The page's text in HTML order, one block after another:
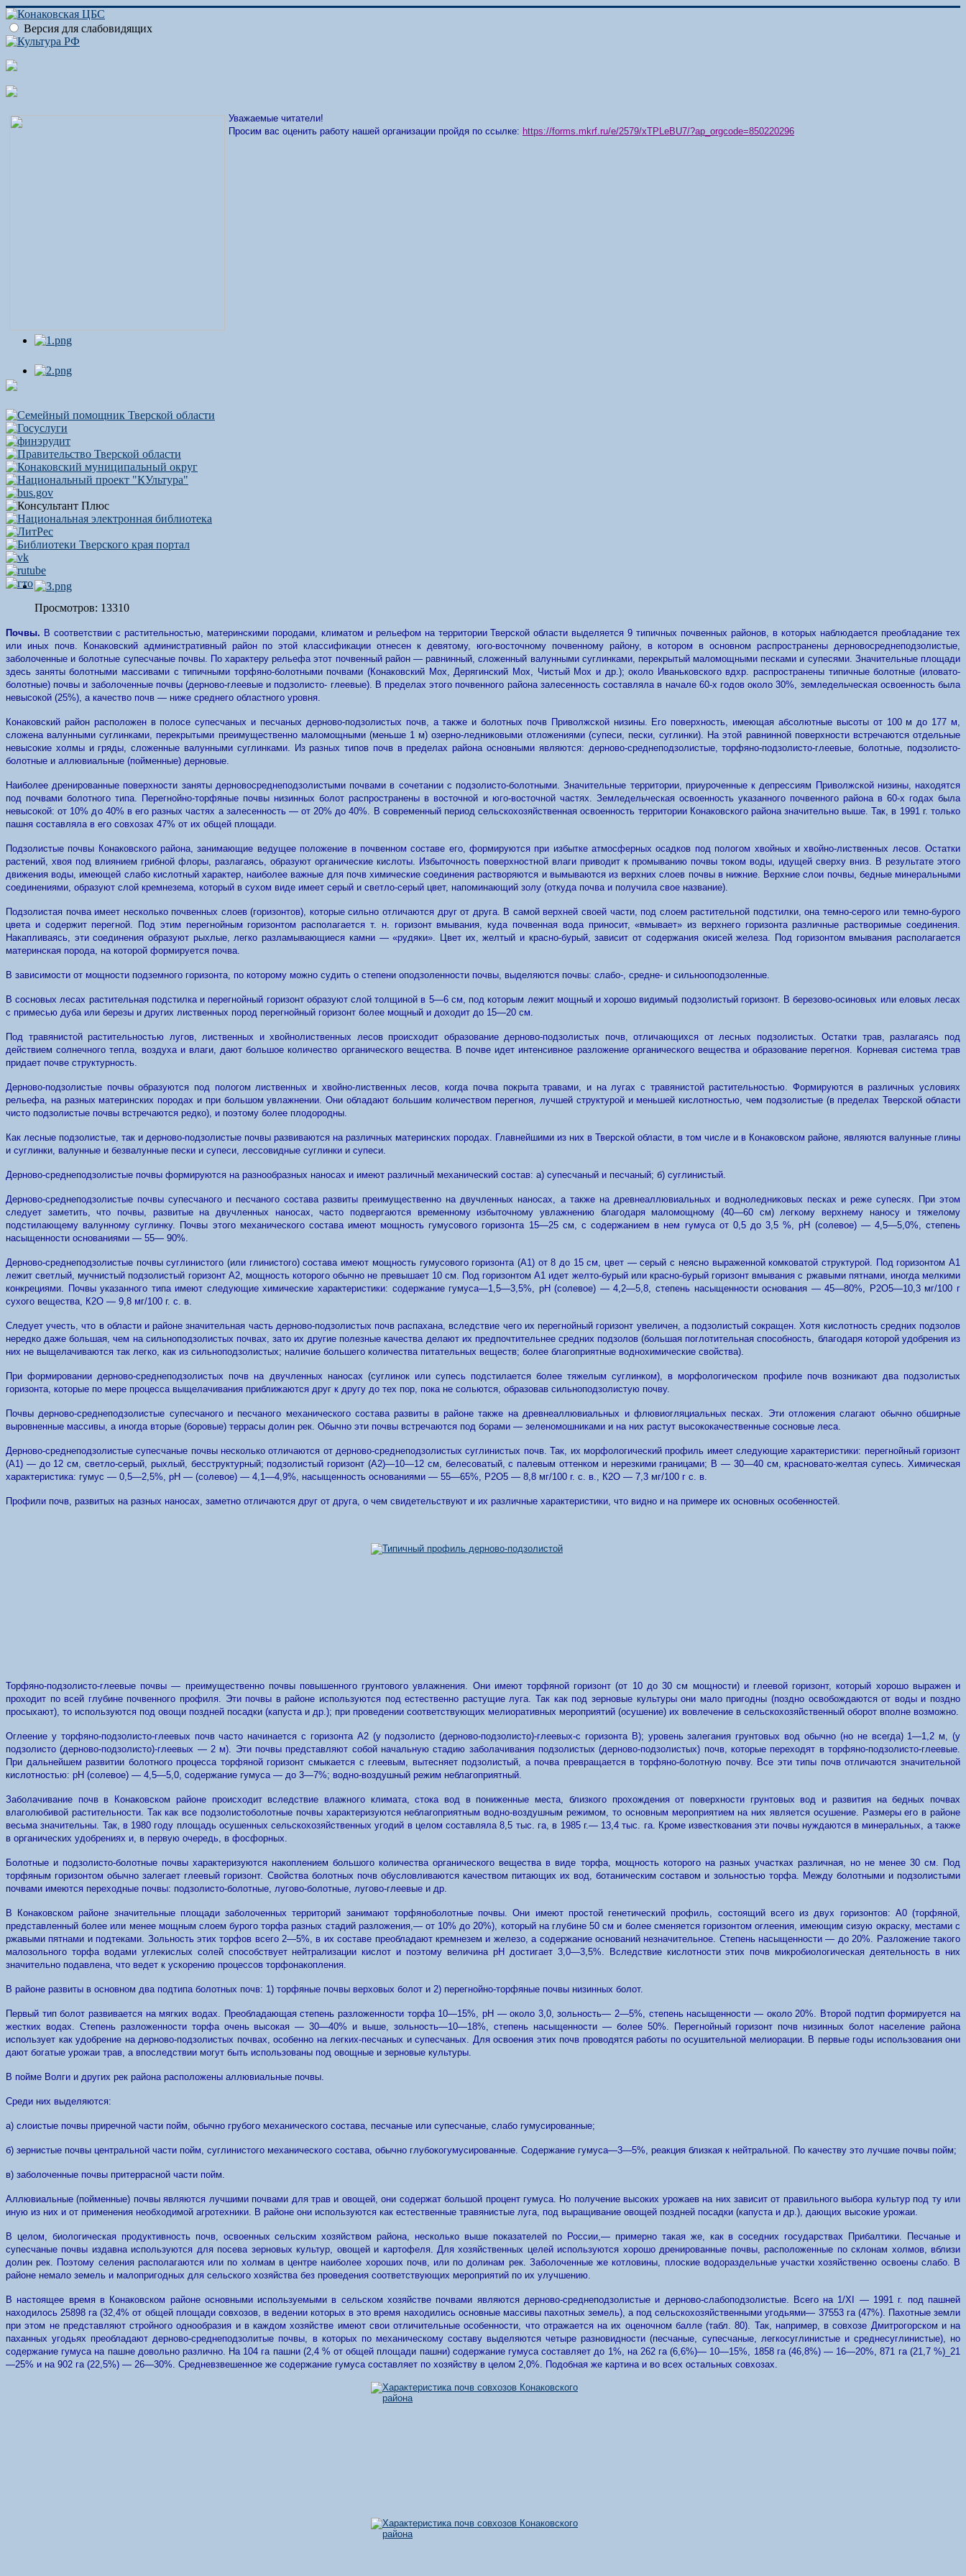
Версия для слабовидящих
Уважаемые читатели!
Просим вас оценить работу нашей организации пройдя по ссылке: https://forms.mkrf.ru/e/2579/xTPLeBU7/?ap_orgcode=850220296
Просмотров: 13310
Почвы. В соответствии с растительностью, материнскими породами, климатом и рельефом на территории Тверской области выделяется 9 типичных почвенных районов, в которых наблюдается преобладание тех
или иных почв. Конаковский административный район по этой классификации отнесен к девятому, юго-восточному почвенному району, в котором в основном распространены дерновосреднеподзолистые,
заболоченные и болотные супесчаные почвы. По характеру рельефа этот почвенный район — равнинный, сложенный валунными суглинками, перекрытый маломощными песками и супесями. Значительные площади
здесь заняты болотными массивами с типичными торфяно-болотными почвами (Конаковский Мох, Дерягинский Мох, Чистый Мох и др.); около Иваньковского вдхр. распространены типичные болотные (иловато-
болотные) почвы и заболоченные почвы (дерново-глеевые и подзолисто- глеевые). В пределах этого почвенного района залесенность составляла в начале 60-х годов около 30%, земледельческая освоенность была
невысокой (25%), а качество почв — ниже среднего областного уровня.
Конаковский район расположен в полосе супесчаных и песчаных дерново-подзолистых почв, а также и болотных почв Приволжской низины. Его поверхность, имеющая абсолютные высоты от 100 м до 177 м,
сложена валунными суглинками, перекрытыми преимущественно маломощными (меньше 1 м) озерно-ледниковыми отложениями (супеси, пески, суглинки). На этой равнинной поверхности встречаются отдельные
невысокие холмы и гряды, сложенные валунными суглинками. Из разных типов почв в пределах района основными являются: дерново-среднеподзолистые, торфяно-подзолисто-глеевые, болотные, подзолисто-
болотные и аллювиальные (пойменные) дерновые.
Наиболее дренированные поверхности заняты дерновосреднеподзолистыми почвами в сочетании с подзолисто-болотными. Значительные территории, приуроченные к депрессиям Приволжской низины, находятся
под почвами болотного типа. Перегнойно-торфяные почвы низинных болот распространены в восточной и юго-восточной частях. Земледельческая освоенность указанного почвенного района в 60-х годах была
невысокой: от 10% до 40% в его разных частях а залесенность — от 20% до 40%. В современный период сельскохозяйственная освоенность территории Конаковского района значительно выше. Так, в 1991 г. только
пашня составляла в его совхозах 47% от их общей площади.
Подзолистые почвы Конаковского района, занимающие ведущее положение в почвенном составе его, формируются при избытке атмосферных осадков под пологом хвойных и хвойно-лиственных лесов. Остатки
растений, хвоя под влиянием грибной флоры, разлагаясь, образуют органические кислоты. Избыточность поверхностной влаги приводит к промыванию почвы током воды, идущей сверху вниз. В результате этого
движения воды, имеющей слабо кислотный характер, наиболее важные для почв химические соединения растворяются и вымываются из верхних слоев почвы в нижние. Верхние слои почвы, бедные минеральными
соединениями, образуют слой кремнезема, который в сухом виде имеет серый и светло-серый цвет, напоминающий золу (откуда почва и получила свое название).
Подзолистая почва имеет несколько почвенных слоев (горизонтов), которые сильно отличаются друг от друга. В самой верхней своей части, под слоем растительной подстилки, она темно-серого или темно-бурого
цвета и содержит перегной. Под этим перегнойным горизонтом располагается т. н. горизонт вмывания, куда почвенная вода приносит, «вмывает» из верхнего горизонта различные растворимые соединения.
Накапливаясь, эти соединения образуют рыхлые, легко разламывающиеся камни — «рудяки». Цвет их, желтый и красно-бурый, зависит от содержания окисей железа. Под горизонтом вмывания располагается
материнская порода, на которой формируется почва.
В зависимости от мощности подземного горизонта, по которому можно судить о степени оподзоленности почвы, выделяются почвы: слабо-, средне- и сильнооподзоленные.
В сосновых лесах растительная подстилка и перегнойный горизонт образуют слой толщиной в 5—6 см, под которым лежит мощный и хорошо видимый подзолистый горизонт. В березово-осиновых или еловых лесах
с примесью дуба или березы и других лиственных пород перегнойный горизонт более мощный и доходит до 15—20 см.
Под травянистой растительностью лугов, лиственных и хвойнолиственных лесов происходит образование дерново-подзолистых почв, отличающихся от лесных подзолистых. Остатки трав, разлагаясь под
действием солнечного тепла, воздуха и влаги, дают большое количество органического вещества. В почве идет интенсивное разложение органического вещества и образование перегноя. Корневая система трав
придает почве структурность.
Дерново-подзолистые почвы образуются под пологом лиственных и хвойно-лиственных лесов, когда почва покрыта травами, и на лугах с травянистой растительностью. Формируются в различных условиях
рельефа, на разных материнских породах и при большом увлажнении. Они обладают большим количеством перегноя, лучшей структурой и меньшей кислотностью, чем подзолистые (в пределах Тверской области
чисто подзолистые почвы встречаются редко), и поэтому более плодородны.
Как лесные подзолистые, так и дерново-подзолистые почвы развиваются на различных материнских породах. Главнейшими из них в Тверской области, в том числе и в Конаковском районе, являются валунные глины
и суглинки, валунные и безвалунные пески и супеси, лессовидные суглинки и супеси.
Дерново-среднеподзолистые почвы формируются на разнообразных наносах и имеют различный механический состав: а) супесчаный и песчаный; б) суглинистый.
Дерново-среднеподзолистые почвы супесчаного и песчаного состава развиты преимущественно на двучленных наносах, а также на древнеаллювиальных и водноледниковых песках и реже супесях. При этом
следует заметить, что почвы, развитые на двучленных наносах, часто подвергаются временному избыточному увлажнению благодаря маломощному (40—60 см) легкому верхнему наносу и тяжелому
подстилающему валунному суглинку. Почвы этого механического состава имеют мощность гумусового горизонта 15—25 см, с содержанием в нем гумуса от 0,5 до 3,5 %, pH (солевое) — 4,5—5,0%, степень
насыщенности основаниями — 55— 90%.
Дерново-среднеподзолистые почвы суглинистого (или глинистого) состава имеют мощность гумусового горизонта (А1) от 8 до 15 см, цвет — серый с неясно выраженной комковатой структурой. Под горизонтом А1
лежит светлый, мучнистый подзолистый горизонт А2, мощность которого обычно не превышает 10 см. Под горизонтом А1 идет желто-бурый или красно-бурый горизонт вмывания с ржавыми пятнами, иногда мелкими
конкрециями. Почвы указанного типа имеют следующие химические характеристики: содержание гумуса—1,5—3,5%, pH (солевое) — 4,2—5,8, степень насыщенности основания — 45—80%, Р2О5—10,3 мг/100 г
сухого вещества, К2О — 9,8 мг/100 г. с. в.
Следует учесть, что в области и районе значительная часть дерново-подзолистых почв распахана, вследствие чего их перегнойный горизонт увеличен, а подзолистый сокращен. Хотя кислотность средних подзолов
нередко даже большая, чем на сильноподзолистых почвах, зато их другие полезные качества делают их предпочтительнее средних подзолов (большая поглотительная способность, благодаря которой удобрения из
них не выщелачиваются так легко, как из сильноподзолистых; наличие большего количества питательных веществ; более благоприятные воднохимические свойства).
При формировании дерново-среднеподзолистых почв на двучленных наносах (суглинок или супесь подстилается более тяжелым суглинком), в морфологическом профиле почв возникают два подзолистых
горизонта, которые по мере процесса выщелачивания приближаются друг к другу до тех пор, пока не сольются, образовав сильноподзолистую почву.
Почвы дерново-среднеподзолистые супесчаного и песчаного механического состава развиты в районе также на древнеаллювиальных и флювиогляциальных песках. Эти отложения слагают обычно обширные
выровненные массивы, а иногда вторые (боровые) террасы долин рек. Обычно эти почвы встречаются под борами — зеленомошниками и на них растут высококачественные сосновые леса.
Дерново-среднеподзолистые супесчаные почвы несколько отличаются от дерново-среднеподзолистых суглинистых почв. Так, их морфологический профиль имеет следующие характеристики: перегнойный горизонт
(A1) — до 12 см, светло-серый, рыхлый, бесструктурный; подзолистый горизонт (А2)—10—12 см, белесоватый, с палевым оттенком и нерезкими границами; В — 30—40 см, красновато-желтая супесь. Химическая
характеристика: гумус — 0,5—2,5%, pH — (солевое) — 4,1—4,9%, насыщенность основаниями — 55—65%, Р2О5 — 8,8 мг/100 г. с. в., К2О — 7,3 мг/100 г с. в.
Профили почв, развитых на разных наносах, заметно отличаются друг от друга, о чем свидетельствуют и их различные характеристики, что видно и на примере их основных особенностей.
Торфяно-подзолисто-глеевые почвы — преимущественно почвы повышенного грунтового увлажнения. Они имеют торфяной горизонт (от 10 до 30 см мощности) и глеевой горизонт, который хорошо выражен и
проходит по всей глубине почвенного профиля. Эти почвы в районе используются под естественно растущие луга. Так как под зерновые культуры они мало пригодны (поздно освобождаются от воды и поздно
просыхают), то используются под овощи поздней посадки (капуста и др.); при проведении соответствующих мелиоративных мероприятий (осушение) их вовлечение в сельскохозяйственный оборот вполне возможно.
Оглеение у торфяно-подзолисто-глеевых почв часто начинается с горизонта А2 (у подзолисто (дерново-подзолисто)-глеевых-с горизонта В); уровень залегания грунтовых вод обычно (но не всегда) 1—1,2 м, (у
подзолисто (дерново-подзолисто)-глеевых — 2 м). Эти почвы представляют собой начальную стадию заболачивания подзолистых (дерново-подзолистых) почв, которые переходят в торфяно-подзолисто-глеевые.
При дальнейшем развитии болотного процесса торфяной горизонт смыкается с глеевым, вытесняет подзолистый, а почва превращается в торфяно-болотную почву. Все эти типы почв отличаются значительной
кислотностью: pH (солевое) — 4,5—5,0, содержание гумуса — до 3—7%; водно-воздушный режим неблагоприятный.
Заболачивание почв в Конаковском районе происходит вследствие влажного климата, стока вод в пониженные места, близкого прохождения от поверхности грунтовых вод и развития на бедных почвах
влаголюбивой растительности. Так как все подзолистоболотные почвы характеризуются неблагоприятным водно-воздушным режимом, то основным мероприятием на них является осушение. Размеры его в районе
весьма значительны. Так, в 1980 году площадь осушенных сельскохозяйственных угодий в целом составляла 8,5 тыс. га, в 1985 г.— 13,4 тыс. га. Кроме известкования эти почвы нуждаются в минеральных, а также
в органических удобрениях и, в первую очередь, в фосфорных.
Болотные и подзолисто-болотные почвы характеризуются накоплением большого количества органического вещества в виде торфа, мощность которого на разных участках различная, но не менее 30 см. Под
торфяным горизонтом обычно залегает глеевый горизонт. Свойства болотных почв обусловливаются качеством питающих их вод, ботаническим составом и зольностью торфа. Между болотными и подзолистыми
почвами имеются переходные почвы: подзолисто-болотные, лугово-болотные, лугово-глеевые и др.
В Конаковском районе значительные площади заболоченных территорий занимают торфяноболотные почвы. Они имеют простой генетический профиль, состоящий всего из двух горизонтов: А0 (торфяной,
представленный более или менее мощным слоем бурого торфа разных стадий разложения,— от 10% до 20%), который на глубине 50 см и более сменяется горизонтом оглеения, имеющим сизую окраску, местами с
ржавыми пятнами и подтеками. Зольность этих торфов всего 2—5%, в их составе преобладают кремнезем и железо, а содержание оснований незначительное. Степень насыщенности — до 20%. Разложение такого
малозольного торфа водами углекислых солей способствует нейтрализации кислот и поэтому величина pH достигает 3,0—3,5%. Вследствие кислотности этих почв микробиологическая деятельность в них
значительно подавлена, что ведет к ускорению процессов торфонакопления.
В районе развиты в основном два подтипа болотных почв: 1) торфяные почвы верховых болот и 2) перегнойно-торфяные почвы низинных болот.
Первый тип болот развивается на мягких водах. Преобладающая степень разложенности торфа 10—15%, pH — около 3,0, зольность— 2—5%, степень насыщенности — около 20%. Второй подтип формируется на
жестких водах. Степень разложенности торфа очень высокая — 30—40% и выше, зольность—10—18%, степень насыщенности — более 50%. Перегнойный горизонт почв низинных болот население района
использует как удобрение на дерново-подзолистых почвах, особенно на легких-песчаных и супесчаных. Для освоения этих почв проводятся работы по осушительной мелиорации. В первые годы использования они
дают богатые урожаи трав, а впоследствии могут быть использованы под овощные и зерновые культуры.
В пойме Волги и других рек района расположены аллювиальные почвы.
Среди них выделяются:
а) слоистые почвы приречной части пойм, обычно грубого механического состава, песчаные или супесчаные, слабо гумусированные;
б) зернистые почвы центральной части пойм, суглинистого механического состава, обычно глубокогумусированные. Содержание гумуса—3—5%, реакция близкая к нейтральной. По качеству это лучшие почвы пойм;
в) заболоченные почвы притеррасной части пойм.
Аллювиальные (пойменные) почвы являются лучшими почвами для трав и овощей, они содержат большой процент гумуса. Но получение высоких урожаев на них зависит от правильного выбора культур под ту или
иную из них и от применения необходимой агротехники. В районе они используются как естественные травянистые луга, под выращивание овощей поздней посадки (капуста и др.), дающих высокие урожаи.
В целом, биологическая продуктивность почв, освоенных сельским хозяйством района, несколько выше показателей по России,— примерно такая же, как в соседних государствах Прибалтики. Песчаные и
супесчаные почвы издавна используются для посева зерновых культур, овощей и картофеля. Для хозяйственных целей используются хорошо дренированные почвы, расположенные по склонам холмов, вблизи
долин рек. Поэтому селения располагаются или по холмам в центре наиболее хороших почв, или по долинам рек. Заболоченные же котловины, плоские водораздельные участки хозяйственно освоены слабо. В
районе немало земель и малопригодных для сельского хозяйства без проведения соответствующих мероприятий по их улучшению.
В настоящее время в Конаковском районе основными используемыми в сельском хозяйстве почвами являются дерново-среднеподзолистые и дерново-слабоподзолистые. Всего на 1/XI — 1991 г. под пашней
находилось 25898 га (32,4% от общей площади совхозов, в ведении которых в это время находились основные массивы пахотных земель), а под сельскохозяйственными угодьями— 37553 га (47%). Пахотные земли
при этом не представляют стройного однообразия и в каждом хозяйстве имеют свои отличительные особенности, что отражается на их оценочном балле (табл. 80). Так, например, в совхозе Дмитрогорском и на
паханных угодьях преобладают дерново-среднеподзолитые почвы, в которых по механическому составу выделяются четыре разновидности (песчаные, супесчаные, легкосуглинистые и среднесуглинистые), но
содержание гумуса на пашне довольно различно. На 104 га пашни (2,4 % от общей площади пашни) содержание гумуса составляет до 1%, на 262 га (6,6%)— 10—15%, 1858 га (46,8%) — 16—20%, 871 га (21,7 %)_21
—25% и на 902 га (22,5%) — 26—30%. Средневзвешенное же содержание гумуса составляет по хозяйству в целом 2,0%. Подобная же картина и во всех остальных совхозах.